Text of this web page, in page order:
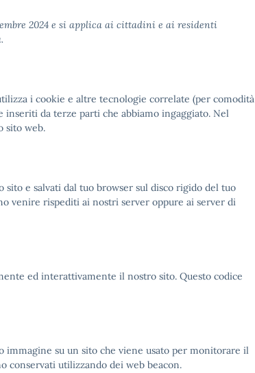
2024 e si applica ai cittadini e ai residenti
i cookie e altre tecnologie correlate (per comodità
da terze parti che abbiamo ingaggiato. Nel
sito web.
e salvati dal tuo browser sul disco rigido del tuo
venire rispediti ai nostri server oppure ai server di
ed interattivamente il nostro sito. Questo codice
immagine su un sito che viene usato per monitorare il
conservati utilizzando dei web beacon.